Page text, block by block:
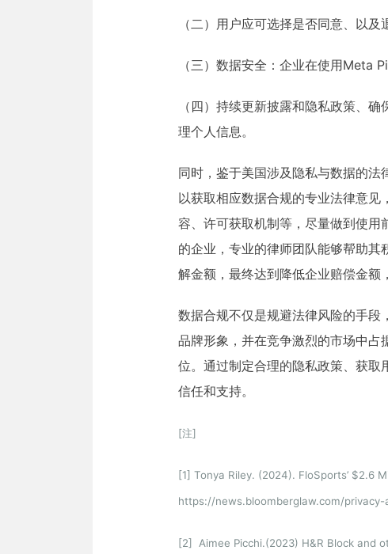
（二）用户应可选择是否同意、以
（三）数据安全：企业在使用Meta
（四）持续更新披露和隐私政策、
理个人信息。
同时，鉴于美国涉及隐私与数据的法
以获取相应数据合规的专业法律意
容、许可获取机制等，尽量做到使
的企业，专业的律师团队能够帮助
解金额，最终达到降低企业赔偿金额
数据合规不仅是规避法律风险的手
品牌形象，并在竞争激烈的市场中
位。通过制定合理的隐私政策、获
信任和支持。
[注]
[1] Tonya Riley. (2024). FloSports’ $2.6
https://news.bloomberglaw.com/
[2] Aimee Picchi.(2023) H&R Block and